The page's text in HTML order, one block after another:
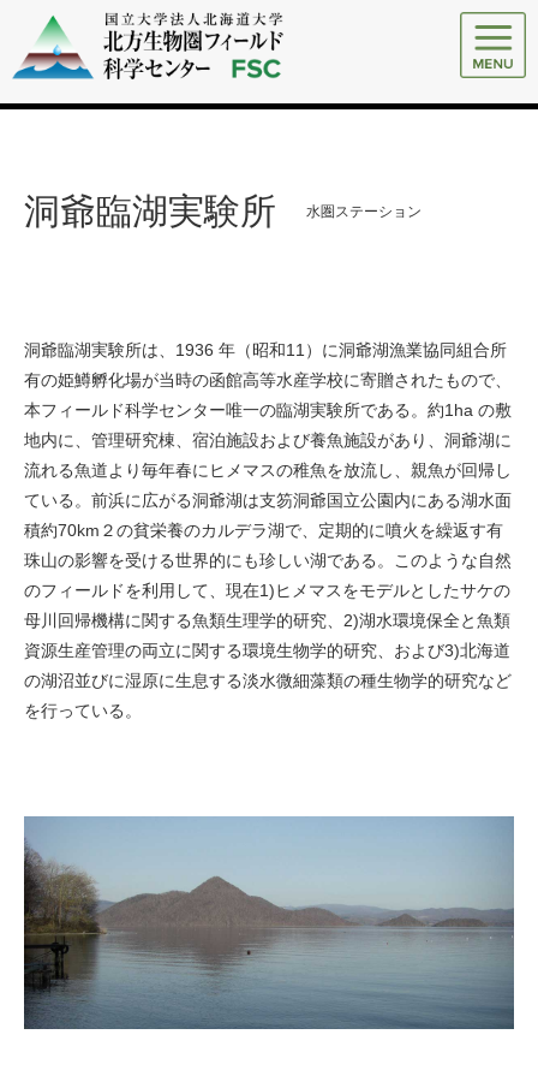
洞爺臨湖実験所 水圏ステーション
洞爺臨湖実験所は、1936 年（昭和11）に洞爺湖漁業協同組合所
有の姫鱒孵化場が当時の函館高等水産学校に寄贈されたもので、
本フィールド科学センター唯一の臨湖実験所である。約1ha の敷
地内に、管理研究棟、宿泊施設および養魚施設があり、洞爺湖に
流れる魚道より毎年春にヒメマスの稚魚を放流し、親魚が回帰し
ている。前浜に広がる洞爺湖は支笏洞爺国立公園内にある湖水面
積約70km２の貧栄養のカルデラ湖で、定期的に噴火を繰返す有
珠山の影響を受ける世界的にも珍しい湖である。このような自然
のフィールドを利用して、現在1)ヒメマスをモデルとしたサケの
母川回帰機構に関する魚類生理学的研究、2)湖水環境保全と魚類
資源生産管理の両立に関する環境生物学的研究、および3)北海道
の湖沼並びに湿原に生息する淡水微細藻類の種生物学的研究など
を行っている。